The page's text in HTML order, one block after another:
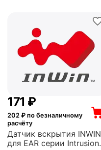
‍171‍ ₽
202 ₽ по безналичному
расчёту
Датчик вскрытия INWIN
для EAR серии Intrusion